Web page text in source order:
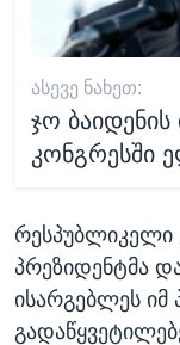
ᲐᲡᲔᲕᲔ ᲜᲐᲮᲔᲗ:
ჯო ბაიდენის
კონგრესში
რესპუბლიკელი
პრეზიდენტმა
ისარგებლეს